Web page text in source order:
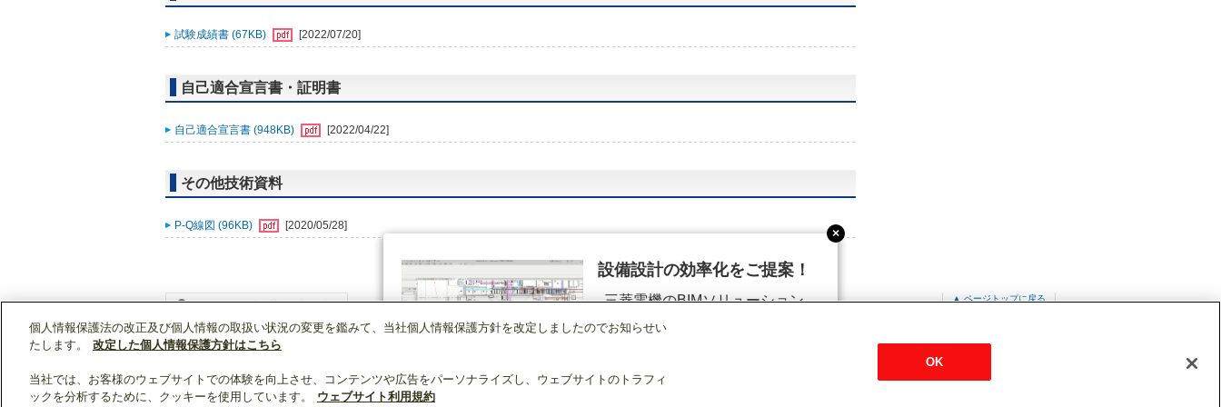
試験成績書 (67KB) [2022/07/20]
自己適合宣言書・証明書
自己適合宣言書 (948KB) [2022/04/22]
その他技術資料
P-Q線図 (96KB) [2020/05/28]
▲ ページトップに戻る
WIN2Kトップ 製品情報
設備設計の効率化をご提案！
三菱電機のBIMソリューション
（空調.換気.照明）
個人情報保護法の改正及び個人情報の取扱い状況の変更を鑑みて、当社個人情報保護方針を改定しましたのでお知らせい
たします。
改定した個人情報保護方針はこちら
当社では、お客様のウェブサイトでの体験を向上させ、コンテンツや広告をパーソナライズし、ウェブサイトのトラフィ
ックを分析するために、クッキーを使用しています。
ウェブサイト利用規約
OK